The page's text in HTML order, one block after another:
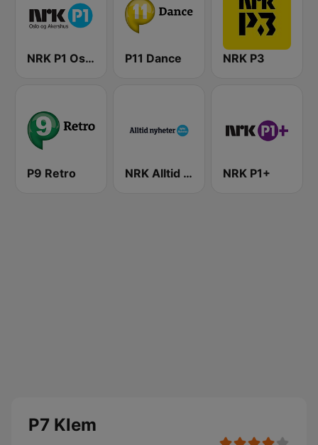
NRK P1 Oslo og Akershus P11 Dance NRK P3
P9 Retro NRK Alltid Nyheter NRK P1+
P7 Klem